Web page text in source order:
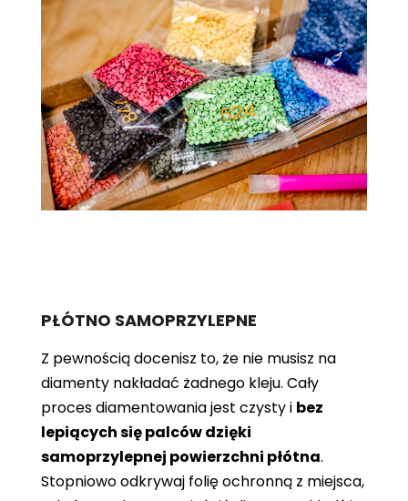
PŁÓTNO SAMOPRZYLEPNE
Z pewnością docenisz to, że nie musisz na
diamenty nakładać żadnego kleju. Cały
proces diamentowania jest czysty i bez
lepiących się palców dzięki
samoprzylepnej powierzchni płótna.
Stopniowo odkrywaj folię ochronną z miejsca,